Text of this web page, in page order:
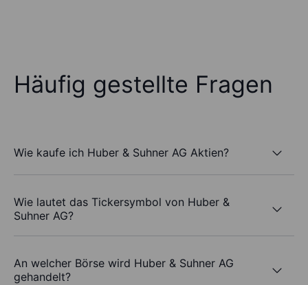
Häufig gestellte Fragen
Wie kaufe ich Huber & Suhner AG Aktien?
Wie lautet das Tickersymbol von Huber &
Suhner AG?
An welcher Börse wird Huber & Suhner AG
gehandelt?